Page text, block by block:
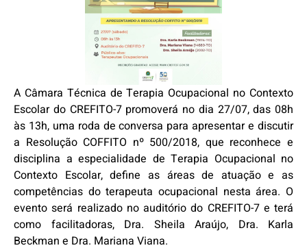
A Câmara Técnica de Terapia Ocupacional no Contexto
Escolar do CREFITO-7 promoverá no dia 27/07, das 08h
às 13h, uma roda de conversa para apresentar e discutir
a Resolução COFFITO nº 500/2018, que reconhece e
disciplina a especialidade de Terapia Ocupacional no
Contexto Escolar, define as áreas de atuação e as
competências do terapeuta ocupacional nesta área. O
evento será realizado no auditório do CREFITO-7 e terá
como facilitadoras, Dra. Sheila Araújo, Dra. Karla
Beckman e Dra. Mariana Viana.